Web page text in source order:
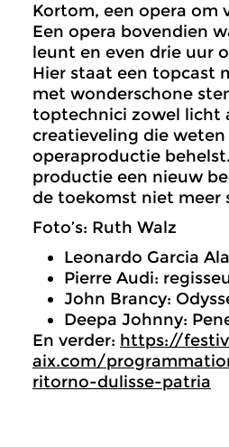
Kortom, een opera om
Een opera bovendien
leunt en even drie uur
Hier staat een topcast
met wonderschone
toptechnici zowel licht
creatieveling die
operaproductie
productie een nieuw
de toekomst niet meer
Foto’s: Ruth Walz
Leonardo Garcia
Pierre Audi:
John Brancy:
Deepa Johnny:
En verder: https://
aix.com/
ritorno-dulisse-patria